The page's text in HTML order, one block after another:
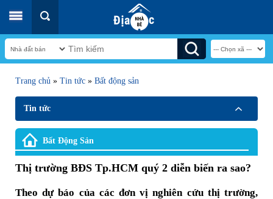
Trang chủ » Tin tức » Bất động sản
Tin tức
Bất Động Sản
Thị trường BĐS Tp.HCM quý 2 diễn biến ra sao?
Theo dự báo của các đơn vị nghiên cứu thị trường,